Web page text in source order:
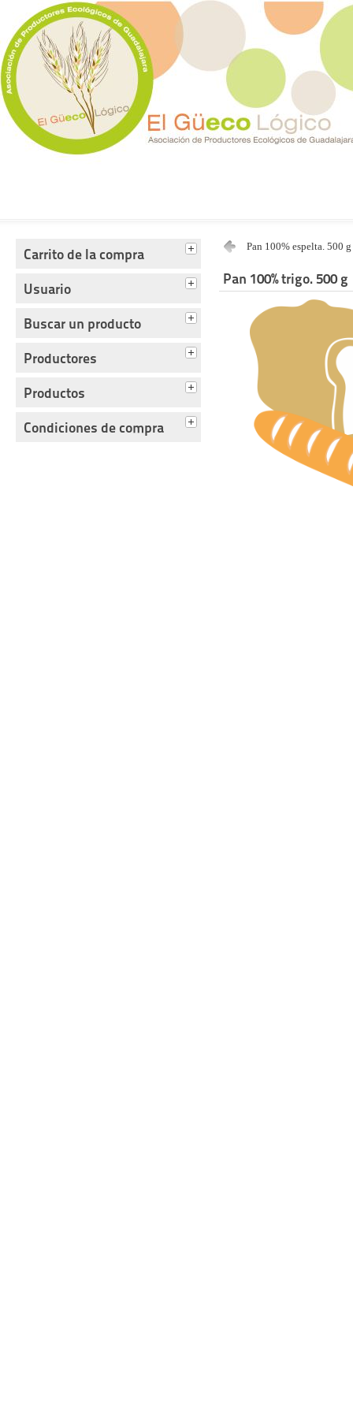
Carrito de la compra
Usuario
Buscar un producto
Productores
Productos
Condiciones de compra
Pan 100% espelta. 500 g
Pan 100% trigo. 500 g